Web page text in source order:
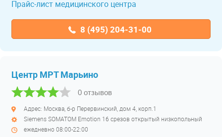
Прайс-лист медицинского центра
8 (495) 204-31-00
Центр МРТ Марьино
0 отзывов
Адрес: Москва, б-р Перервинский, дом 4, корп.1
Siemens SOMATOM Emotion 16 срезов открытый низкопольный
ежедневно 08:00-22:00